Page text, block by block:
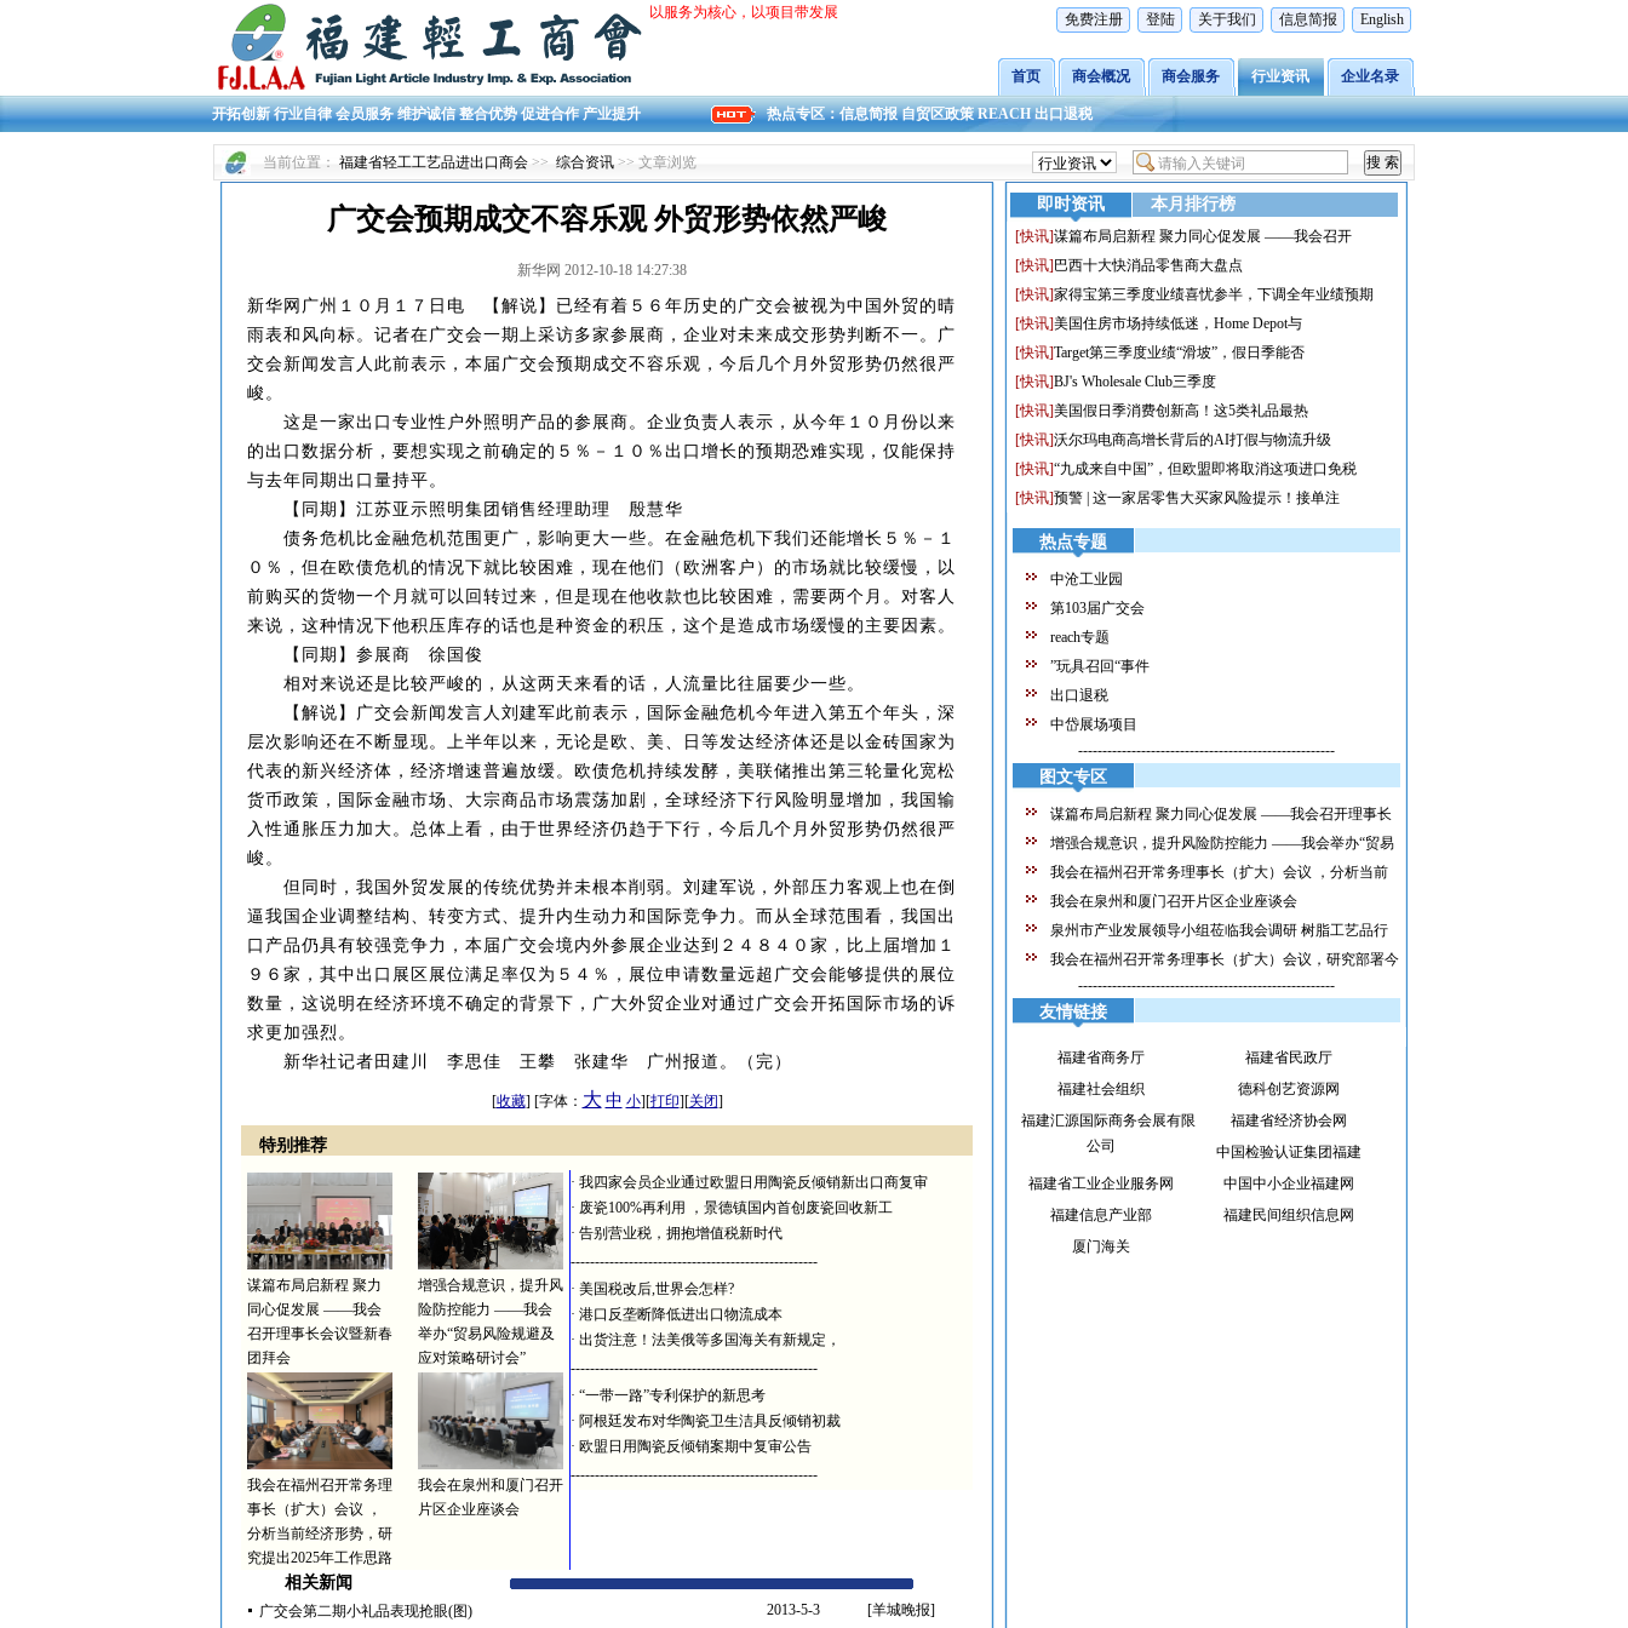
以服务为核心，以项目带发展 免费注册 登陆 关于我们 信息简报 English
首页 商会概况 商会服务 行业资讯 企业名录
开拓创新 行业自律 会员服务 维护诚信 整合优势 促进合作 产业提升 热点专区：信息简报 自贸区政策 REACH 出口退税
当前位置： 福建省轻工工艺品进出口商会 >> 综合资讯 >> 文章浏览
广交会预期成交不容乐观 外贸形势依然严峻
新华网 2012-10-18 14:27:38
新华网广州１０月１７日电 【解说】已经有着５６年历史的广交会被视为中国外贸的晴
雨表和风向标。记者在广交会一期上采访多家参展商，企业对未来成交形势判断不一。广
交会新闻发言人此前表示，本届广交会预期成交不容乐观，今后几个月外贸形势仍然很严
峻。
这是一家出口专业性户外照明产品的参展商。企业负责人表示，从今年１０月份以来
的出口数据分析，要想实现之前确定的５％－１０％出口增长的预期恐难实现，仅能保持
与去年同期出口量持平。
【同期】江苏亚示照明集团销售经理助理 殷慧华
债务危机比金融危机范围更广，影响更大一些。在金融危机下我们还能增长５％－１
０％，但在欧债危机的情况下就比较困难，现在他们（欧洲客户）的市场就比较缓慢，以
前购买的货物一个月就可以回转过来，但是现在他收款也比较困难，需要两个月。对客人
来说，这种情况下他积压库存的话也是种资金的积压，这个是造成市场缓慢的主要因素。
【同期】参展商 徐国俊
相对来说还是比较严峻的，从这两天来看的话，人流量比往届要少一些。
【解说】广交会新闻发言人刘建军此前表示，国际金融危机今年进入第五个年头，深
层次影响还在不断显现。上半年以来，无论是欧、美、日等发达经济体还是以金砖国家为
代表的新兴经济体，经济增速普遍放缓。欧债危机持续发酵，美联储推出第三轮量化宽松
货币政策，国际金融市场、大宗商品市场震荡加剧，全球经济下行风险明显增加，我国输
入性通胀压力加大。总体上看，由于世界经济仍趋于下行，今后几个月外贸形势仍然很严
峻。
但同时，我国外贸发展的传统优势并未根本削弱。刘建军说，外部压力客观上也在倒
逼我国企业调整结构、转变方式、提升内生动力和国际竞争力。而从全球范围看，我国出
口产品仍具有较强竞争力，本届广交会境内外参展企业达到２４８４０家，比上届增加１
９６家，其中出口展区展位满足率仅为５４％，展位申请数量远超广交会能够提供的展位
数量，这说明在经济环境不确定的背景下，广大外贸企业对通过广交会开拓国际市场的诉
求更加强烈。
新华社记者田建川 李思佳 王攀 张建华 广州报道。（完）
[收藏] [字体： 大 中 小][打印][关闭]
特别推荐
谋篇布局启新程 聚力
同心促发展 ——我会
召开理事长会议暨新春
团拜会
增强合规意识，提升风
险防控能力 ——我会
举办“贸易风险规避及
应对策略研讨会”
我会在福州召开常务理
事长（扩大）会议 ，
分析当前经济形势，研
究提出2025年工作思路
我会在泉州和厦门召开
片区企业座谈会
· 我四家会员企业通过欧盟日用陶瓷反倾销新出口商复审
· 废瓷100%再利用 ，景德镇国内首创废瓷回收新工
· 告别营业税，拥抱增值税新时代
---------------------------------------------------
· 美国税改后,世界会怎样?
· 港口反垄断降低进出口物流成本
· 出货注意！法美俄等多国海关有新规定，
---------------------------------------------------
· “一带一路”专利保护的新思考
· 阿根廷发布对华陶瓷卫生洁具反倾销初裁
· 欧盟日用陶瓷反倾销案期中复审公告
---------------------------------------------------
相关新闻
广交会第二期小礼品表现抢眼(图) 2013-5-3 [羊城晚报]
即时资讯 本月排行榜
[快讯]谋篇布局启新程 聚力同心促发展 ——我会召开
[快讯] 巴西十大快消品零售商大盘点
[快讯]家得宝第三季度业绩喜忧参半，下调全年业绩预期
[快讯]美国住房市场持续低迷，Home Depot与
[快讯]Target第三季度业绩“滑坡”，假日季能否
[快讯]BJ's Wholesale Club三季度
[快讯]美国假日季消费创新高！这5类礼品最热
[快讯]沃尔玛电商高增长背后的AI打假与物流升级
[快讯]“九成来自中国”，但欧盟即将取消这项进口免税
[快讯]预警 | 这一家居零售大买家风险提示！接单注
热点专题
中沧工业园
第103届广交会
reach专题
”玩具召回“事件
出口退税
中岱展场项目
-----------------------------------------------------
图文专区
谋篇布局启新程 聚力同心促发展 ——我会召开理事长
增强合规意识，提升风险防控能力 ——我会举办“贸易
我会在福州召开常务理事长（扩大）会议 ，分析当前
经
我会在泉州和厦门召开片区企业座谈会
泉州市产业发展领导小组莅临我会调研 树脂工艺品行
业
我会在福州召开常务理事长（扩大）会议，研究部署今
-----------------------------------------------------
友情链接
福建省商务厅
福建省民政厅
福建社会组织
德科创艺资源网
福建汇源国际商务会展有限
公司
福建省经济协会网
中国检验认证集团福建
福建省工业企业服务网
中国中小企业福建网
福建信息产业部
福建民间组织信息网
厦门海关